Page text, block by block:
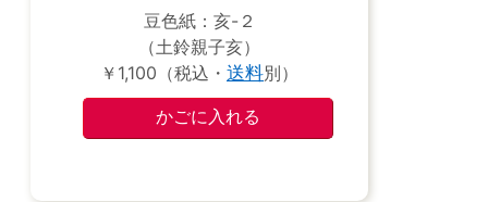
豆色紙：亥-２
（土鈴親子亥）
￥1,100（税込・ 送料別）